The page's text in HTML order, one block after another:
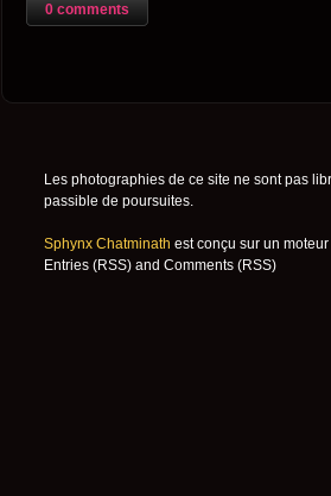
0 comments
Les photographies de ce site ne sont pas
passible de poursuites.
Sphynx Chatminath est conçu sur un moteur
Entries (RSS)and Comments (RSS)